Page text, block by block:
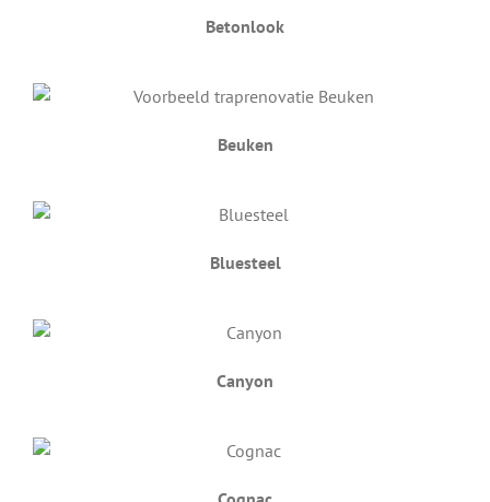
Betonlook
Beuken
Bluesteel
Canyon